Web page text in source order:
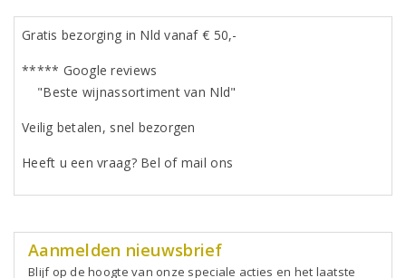
Gratis bezorging in Nld vanaf € 50,-
***** Google reviews
"Beste wijnassortiment van Nld"
Veilig betalen, snel bezorgen
Heeft u een vraag? Bel of mail ons
Aanmelden nieuwsbrief
Blijf op de hoogte van onze speciale acties en het laatste